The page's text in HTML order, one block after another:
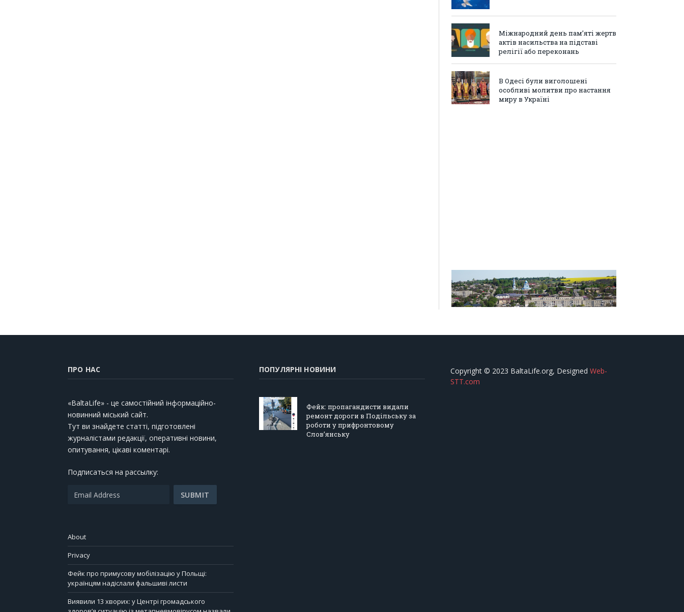
Міжнародний день пам’яті жертв
актів насильства на підставі
релігії або переконань
В Одесі були виголошені
особливі молитви про настання
миру в Україні
ПРО НАС
«BaltaLife» - це самостійний інформаційно-
новинний міський сайт.
Тут ви знайдете статті, підготовлені
журналістами редакції, оперативні новини,
опитування, цікаві коментарі.
Подписаться на рассылку:
ПОПУЛЯРНІ НОВИНИ
Фейк: пропагандисти видали
ремонт дороги в Подільську за
роботи у прифронтовому
Слов’янську
Copyright © 2023 BaltaLife.org, Designed Web-
STT.com
About
Privacy
Фейк про примусову мобілізацію у Польщі:
українцям надіслали фальшиві листи
Виявили 13 хворих: у Центрі громадського